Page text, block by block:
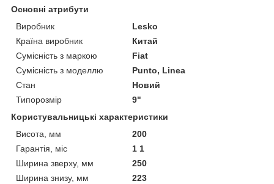
Основні атрибути
Виробник
Lesko
Країна виробник
Китай
Сумісність з маркою
Fiat
Сумісність з моделлю
Punto, Linea
Стан
Новий
Типорозмір
9"
Користувальницькі характеристики
Висота, мм
200
Гарантія, міс
1 1
Ширина зверху, мм
250
Ширина знизу, мм
223